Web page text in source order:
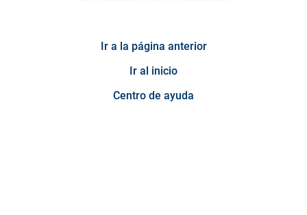
Ir a la página anterior
Ir al inicio
Centro de ayuda